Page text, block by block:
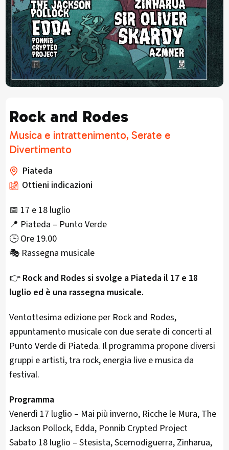
Rock and Rodes
Musica e intrattenimento, Serate e
Divertimento
Piateda
Ottieni indicazioni
📅 17 e 18 luglio
📍 Piateda – Punto Verde
🕒 Ore 19.00
🎭 Rassegna musicale
👉 Rock and Rodes si svolge a Piateda il 17 e 18
luglio ed è una rassegna musicale.
Ventottesima edizione per Rock and Rodes,
appuntamento musicale con due serate di concerti al
Punto Verde di Piateda. Il programma propone diversi
gruppi e artisti, tra rock, energia live e musica da
festival.
Programma
Venerdì 17 luglio – Mai più inverno, Ricche le Mura, The
Jackson Pollock, Edda, Ponnib Crypted Project
Sabato 18 luglio – Stesista, Scemodiguerra, Zinharua,